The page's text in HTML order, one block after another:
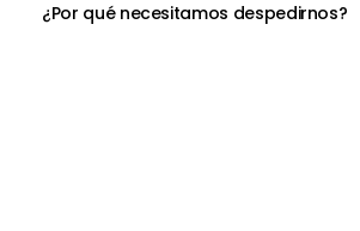
¿Por qué necesitamos despedirnos?